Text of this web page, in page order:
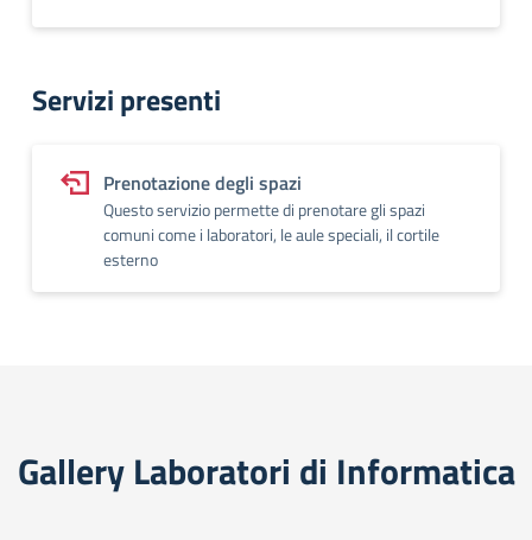
Servizi presenti
Prenotazione degli spazi
Questo servizio permette di prenotare gli spazi
comuni come i laboratori, le aule speciali, il cortile
esterno
Gallery Laboratori di Informatica